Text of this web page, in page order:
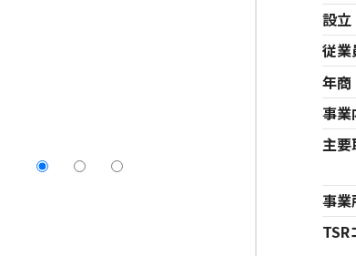
設立
従業
年商
事業
主要
事業
TSR